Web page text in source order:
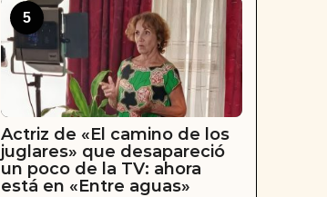
5
Actriz de «El camino de los
juglares» que desapareció
un poco de la TV: ahora
está en «Entre aguas»